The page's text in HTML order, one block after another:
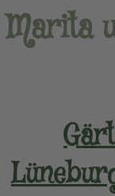
Marita